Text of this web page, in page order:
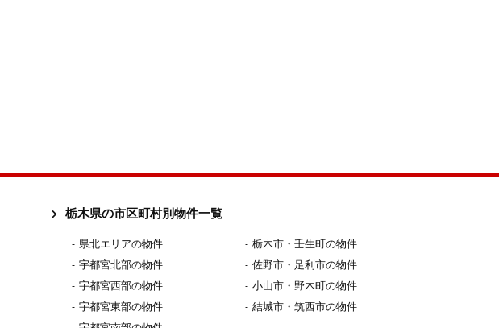
栃木県の市区町村別物件一覧
県北エリアの物件
宇都宮北部の物件
宇都宮西部の物件
宇都宮東部の物件
栃木市・壬生町の物件
佐野市・足利市の物件
小山市・野木町の物件
結城市・筑西市の物件